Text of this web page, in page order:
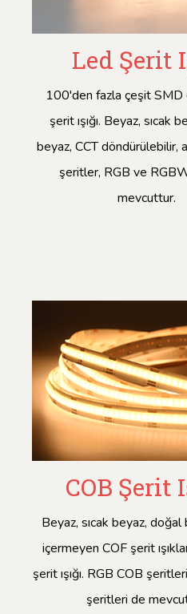
Led Şerit
100'den fazla çeşit SMD
şerit ışığı. Beyaz, sıcak
beyaz, CCT döndürülebilir,
şeritler, RGB ve
mevcuttur.
COB Şerit
Beyaz, sıcak beyaz,
içermeyen COF şerit
şerit ışığı. RGB COB
şeritleri de